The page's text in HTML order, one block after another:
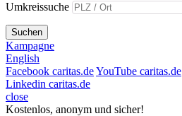
Umkreissuche
Suchen
Kampagne
English
Facebook caritas.deYouTube caritas.de
Linkedin caritas.de
close
Kostenlos, anonym und sicher!